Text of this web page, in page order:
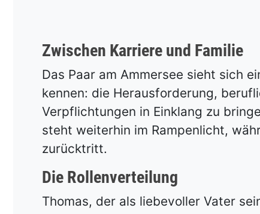
Zwischen Karriere und Familie
Das Paar am Ammersee sieht sich
kennen: die Herausforderung,
Verpflichtungen in Einklang zu
steht weiterhin im Rampenlicht,
zurücktritt.
Die Rollenverteilung
Thomas, der als liebevoller Vater